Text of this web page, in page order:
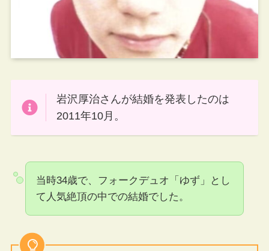
岩沢厚治さんが結婚を発表したのは
2011年10月。
当時34歳で、フォークデュオ「ゆず」とし
て人気絶頂の中での結婚でした。